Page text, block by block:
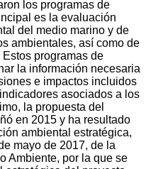
los programas de
es la evaluación
del medio marino y de
ambientales, así como de
programas de
la información necesaria
e impactos incluidos
asociados a los
la propuesta del
en 2015 y ha resultado
ambiental estratégica,
mayo de 2017, de la
Ambiente, por la que se